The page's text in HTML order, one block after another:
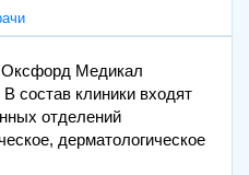
Оксфорд Медикал
состав клиники входят
отделений
дерматологическое